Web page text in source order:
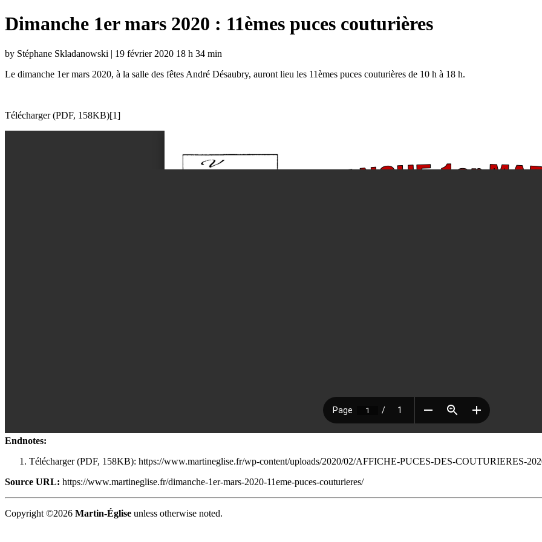
Dimanche 1er mars 2020 : 11èmes puces couturières
by Stéphane Skladanowski | 19 février 2020 18 h 34 min
Le dimanche 1er mars 2020, à la salle des fêtes André Désaubry, auront lieu les 11èmes puces couturières de 10 h à 18 h.
Télécharger (PDF, 158KB)[1]
Endnotes:
Télécharger (PDF, 158KB): https://www.martineglise.fr/wp-content/uploads/2020/02/AFFICHE-PUCES-DES-COUTURIERES-
Source URL: https://www.martineglise.fr/dimanche-1er-mars-2020-11eme-puces-couturieres/
Copyright ©2026 Martin-Église unless otherwise noted.